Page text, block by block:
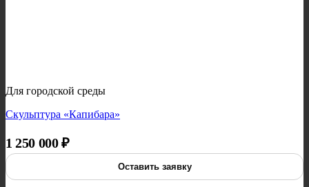
Для городской среды
Скульптура «Капибара»
1 250 000₽
Оставить заявку